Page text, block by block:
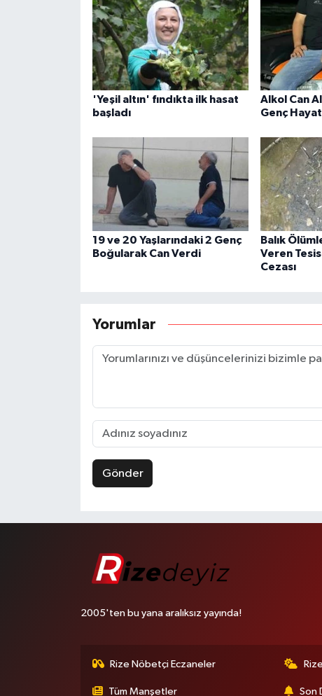
'Yeşil altın' fındıkta ilk hasat
başladı
Alkol Can
Genç
19 ve 20 Yaşlarındaki 2 Genç
Boğularak Can Verdi
Balık
Veren
Cezası
Yorumlar
Gönder
2005'ten bu yana aralıksız yayında!
Rize Nöbetçi Eczaneler
Tüm Manşetler Son